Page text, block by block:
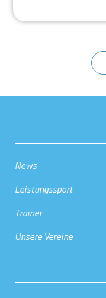
News
Leistungssport
Trainer
Unsere Vereine